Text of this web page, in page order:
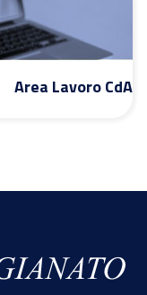
Area Lavoro CdA